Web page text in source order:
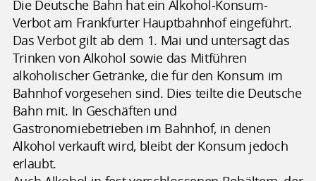
Die Deutsche Bahn hat ein Alkohol-Konsum-
Verbot am Frankfurter Hauptbahnhof eingeführt.
Das Verbot gilt ab dem 1. Mai und untersagt das
Trinken von Alkohol sowie das Mitführen
alkoholischer Getränke, die für den Konsum im
Bahnhof vorgesehen sind. Dies teilte die Deutsche
Bahn mit. In Geschäften und
Gastronomiebetrieben im Bahnhof, in denen
Alkohol verkauft wird, bleibt der Konsum jedoch
erlaubt.